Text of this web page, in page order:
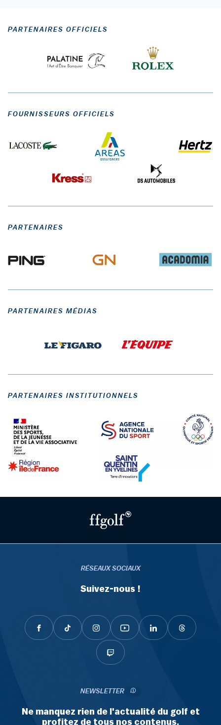
PARTENAIRES OFFICIELS
FOURNISSEURS OFFICIELS
PARTENAIRES
PARTENAIRES MÉDIAS
PARTENAIRES INSTITUTIONNELS
RÉSEAUX SOCIAUX
Suivez-nous !
NEWSLETTER
Ne manquez rien de l'actualité du golf et
profitez de tous nos contenus.